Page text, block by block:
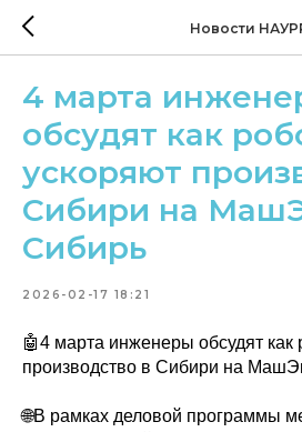
Новости
4 марта
обсудят как
ускоряют
Сибири на
Сибирь
2026-02-17 18:21
🤖4 марта инженеры обсудят как
производство в Сибири на
🌐В рамках деловой программы